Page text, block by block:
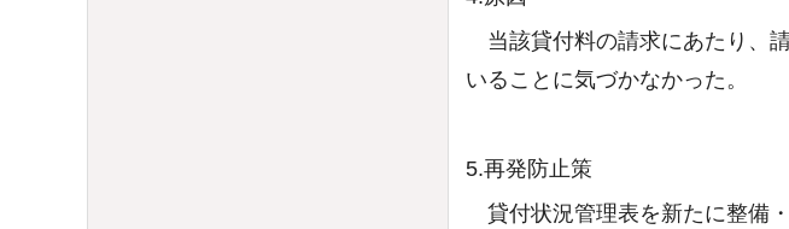
当該貸付料の請求にあたり、
いることに気づかなかった。
5.再発防止策
貸付状況管理表を新たに整備